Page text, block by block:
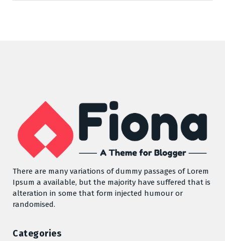
There are many variations of dummy passages of Lorem
Ipsum a available, but the majority have suffered that is
alteration in some that form injected humour or
randomised.
Categories